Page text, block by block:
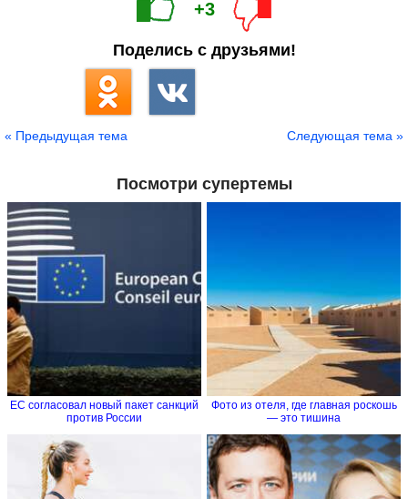
+3
Поделись с друзьями!
« Предыдущая тема Следующая тема »
Посмотри супертемы
ЕС согласовал новый пакет санкций
против России
Фото из отеля, где главная роскошь
― это тишина